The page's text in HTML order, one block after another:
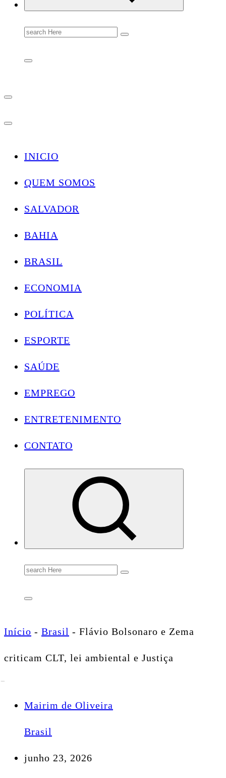
Search
for:
INICIO
QUEM SOMOS
SALVADOR
BAHIA
BRASIL
ECONOMIA
POLÍTICA
ESPORTE
SAÚDE
EMPREGO
ENTRETENIMENTO
CONTATO
Conectando você às notícias do Brasil e do mundo com rapidez e confiabilidade.
Search
for:
Início - Brasil - Flávio Bolsonaro e Zema
criticam CLT, lei ambiental e Justiça
Mairim de Oliveira
Brasil
junho 23, 2026